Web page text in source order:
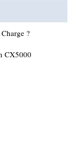
?
CX5000